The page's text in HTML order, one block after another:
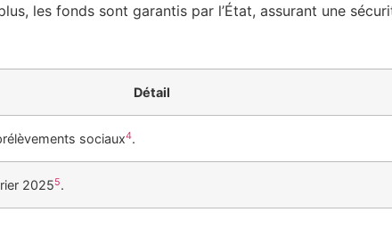
les fonds sont garantis par l’État, assurant une
Détail
sociaux4.
20255.